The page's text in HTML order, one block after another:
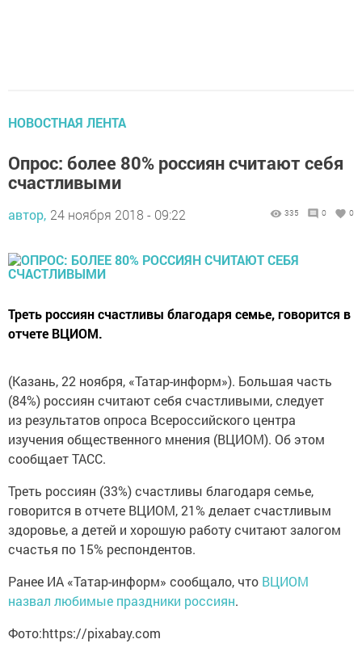
НОВОСТНАЯ ЛЕНТА
Опрос: более 80% россиян считают себя
счастливыми
автор, 24 ноября 2018 - 09:22 335 0 0
Треть россиян счастливы благодаря семье, говорится в
отчете ВЦИОМ.
(Казань, 22 ноября, «Татар-информ»). Большая часть
(84%) россиян считают себя счастливыми, следует
из результатов опроса Всероссийского центра
изучения общественного мнения (ВЦИОМ). Об этом
сообщает ТАСС.
Треть россиян (33%) счастливы благодаря семье,
говорится в отчете ВЦИОМ, 21% делает счастливым
здоровье, а детей и хорошую работу считают залогом
счастья по 15% респондентов.
Ранее ИА «Татар-информ» сообщало, что ВЦИОМ
назвал любимые праздники россиян.
Фото:https://pixabay.com